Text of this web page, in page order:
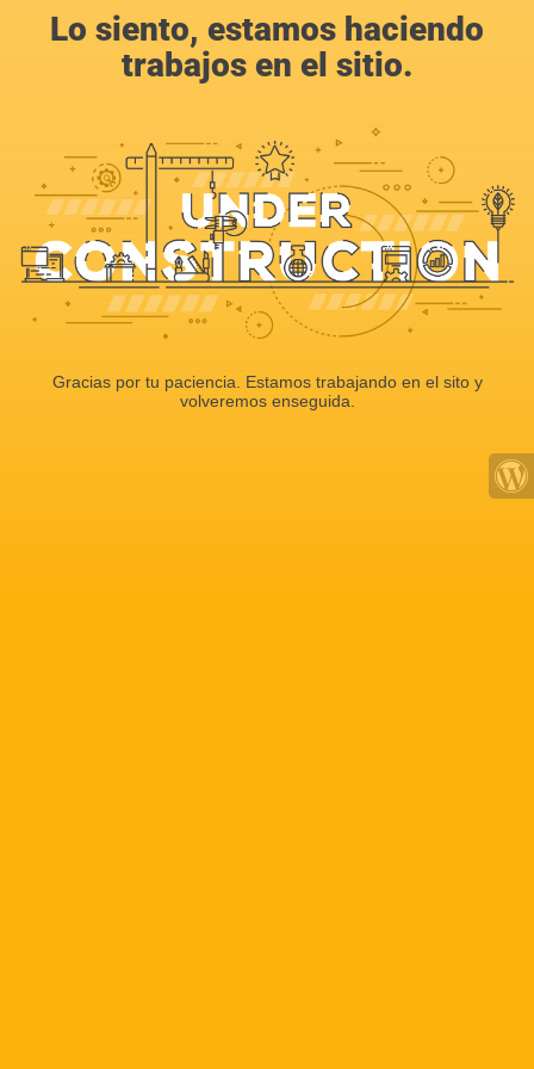
Lo siento, estamos haciendo
trabajos en el sitio.
Gracias por tu paciencia. Estamos trabajando en el sito y
volveremos enseguida.